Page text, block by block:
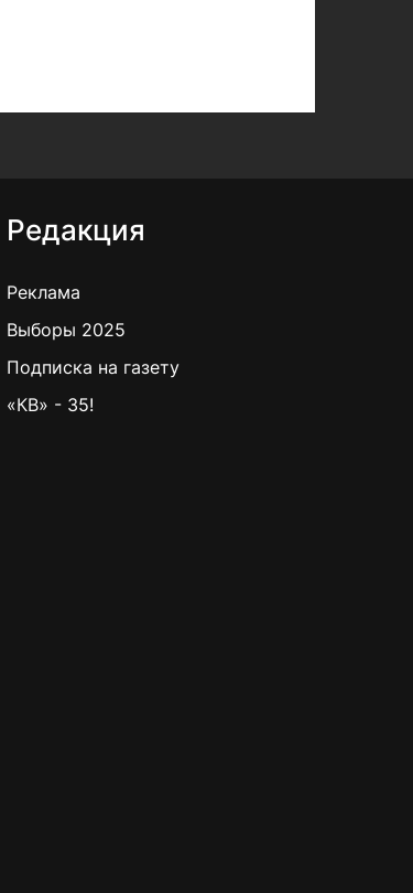
Редакция
Реклама
Выборы 2025
Подписка на газету
«КВ» - 35!